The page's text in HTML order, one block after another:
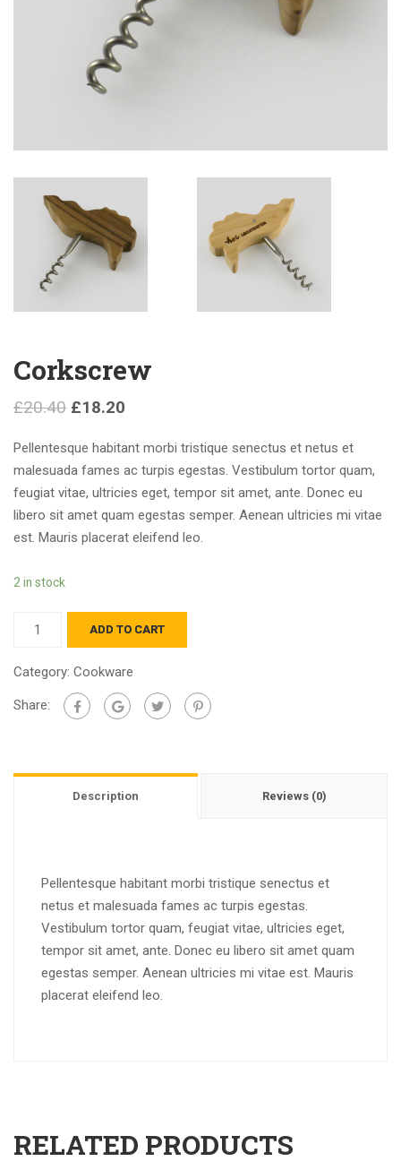
Corkscrew
£20.40 £18.20
Pellentesque habitant morbi tristique senectus et netus et
malesuada fames ac turpis egestas. Vestibulum tortor quam,
feugiat vitae, ultricies eget, tempor sit amet, ante. Donec eu
libero sit amet quam egestas semper. Aenean ultricies mi vitae
est. Mauris placerat eleifend leo.
2 in stock
ADD TO CART
Category: Cookware
Share:
Description Reviews (0)
Pellentesque habitant morbi tristique senectus et
netus et malesuada fames ac turpis egestas.
Vestibulum tortor quam, feugiat vitae, ultricies eget,
tempor sit amet, ante. Donec eu libero sit amet quam
egestas semper. Aenean ultricies mi vitae est. Mauris
placerat eleifend leo.
RELATED PRODUCTS